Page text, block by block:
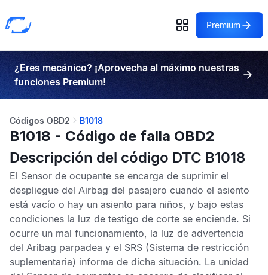
Premium
¿Eres mecánico? ¡Aprovecha al máximo nuestras
funciones Premium!
Códigos OBD2 B1018
B1018 - Código de falla OBD2
Descripción del código DTC B1018
El Sensor de ocupante se encarga de suprimir el
despliegue del Airbag del pasajero cuando el asiento
está vacío o hay un asiento para niños, y bajo estas
condiciones la luz de testigo de corte se enciende. Si
ocurre un mal funcionamiento, la luz de advertencia
del Aribag parpadea y el SRS (Sistema de restricción
suplementaria) informa de dicha situación. La unidad